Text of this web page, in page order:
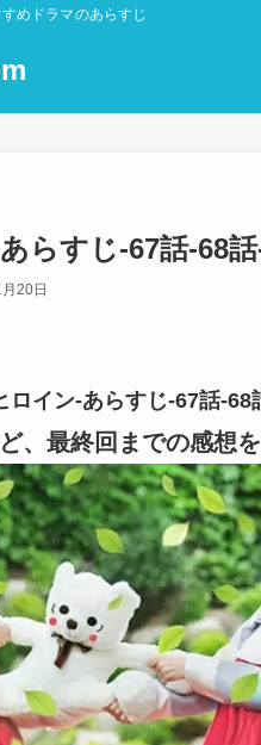
めドラマのあらすじ
らすじ-67話-68
20日
ロイン-あらすじ-67話-
、最終回までの感想